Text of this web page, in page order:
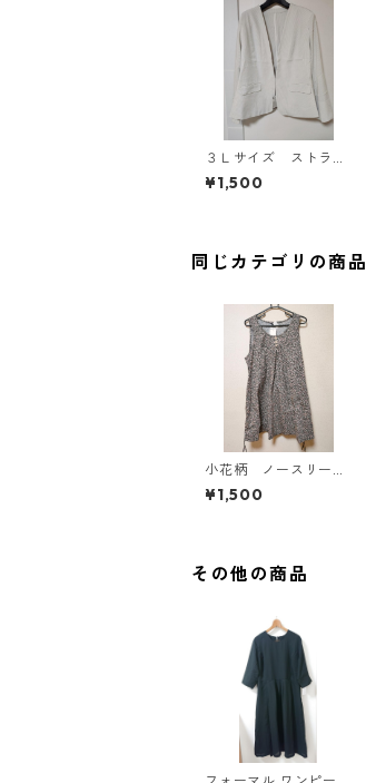
３Ｌサイズ ストライ
プ ノーカラージャケ
ット ライトグレー×
¥1,500
同じカテゴリの商品
小花柄 ノースリーブ
ワンピース ４Ｌ ブ
ラック KAE-4819
¥1,500
その他の商品